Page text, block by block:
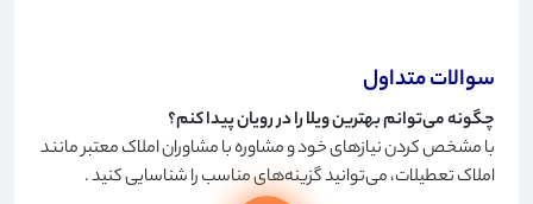
سوالات متداول
چگونه می‌توانم بهترین ویلا را در رویان پیدا کنم؟
با مشخص کردن نیازهای خود و مشاوره با مشاوران املاک معتبر مانند
املاک تعطیلات، می‌توانید گزینه‌های مناسب را شناسایی کنید.